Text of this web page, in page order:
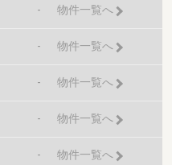
- 物件一覧へ
- 物件一覧へ
- 物件一覧へ
- 物件一覧へ
- 物件一覧へ